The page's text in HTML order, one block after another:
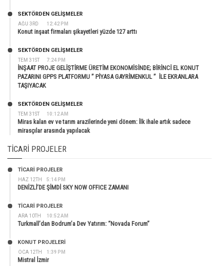
AĞU 3RD 12:42 PM
SEKTÖRDEN GELIŞMELER
Konut inşaat firmaları şikayetleri yüzde 127 arttı
TEM 31ST 7:24 PM
SEKTÖRDEN GELIŞMELER
İNŞAAT PROJE GELİŞTİRME ÜRETİM EKONOMİSİNDE; BİRİNCİ EL KONUT
PAZARINI GPPS PLATFORMU ” PİYASA GAYRİMENKUL ” İLE EKRANLARA
TAŞIYACAK
TEM 31ST 10:12 AM
SEKTÖRDEN GELIŞMELER
Miras kalan ev ve tarım arazilerinde yeni dönem: İlk ihale artık sadece
mirasçılar arasında yapılacak
TICARI PROJELER
HAZ 12TH 5:14 PM
TİCARİ PROJELER
DENİZLİ’DE ŞİMDİ SKY NOW OFFICE ZAMANI
ARA 10TH 10:52 AM
TİCARİ PROJELER
Turkmall’dan Bodrum’a Dev Yatırım: “Novada Forum”
OCA 12TH 1:39 PM
KONUT PROJELERI
Mistral İzmir